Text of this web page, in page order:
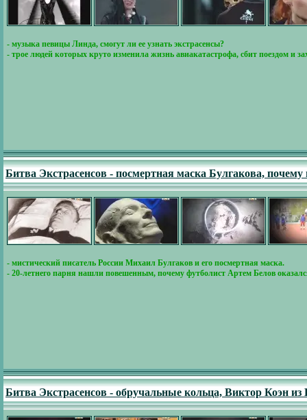
- музыка певицы Линда, смогут ли ее узнать экстрасенсы?
- трое людей которых круто изменила жизнь авиакатастрофа, сбит поездом и
Битва Экстрасенсов - посмертная маска Булгакова,
- мистический писатель России Михаил Булгаков и его посмертная маска.
- 20-летнего парня нашли повешенным, почему футболист Артем Белов
Битва Экстрасенсов - обручальные кольца, Виктор Коэн